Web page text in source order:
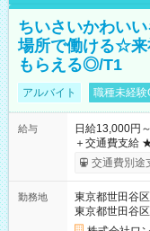
ちいさいかわい
場所で働ける☆来
もらえる◎/T1
アルバイト 職種未経験
給与
日給13,000円～
＋交通費支給 ★交通費全額支給！ ┗案件により規定あり ★日払
いOK！（規
ンビニATMから 日
交通費別途
勤務地
東京都世田谷区
東京都世田谷